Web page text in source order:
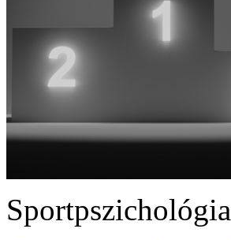
Sportpszichológia